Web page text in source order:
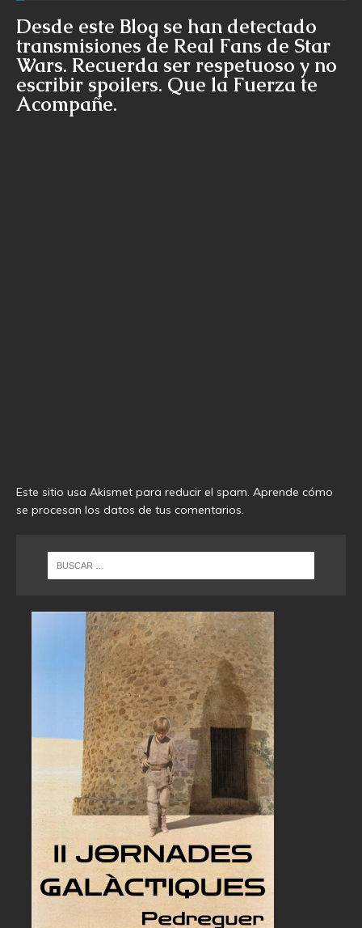
Desde este Blog se han detectado
transmisiones de Real Fans de Star
Wars. Recuerda ser respetuoso y no
escribir spoilers. Que la Fuerza te
Acompañe.
Este sitio usa Akismet para reducir el spam. Aprende cómo
se procesan los datos de tus comentarios.